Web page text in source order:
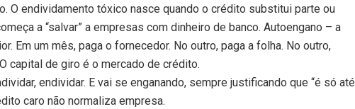
O endividamento tóxico nasce quando o crédito substitui parte ou
a “salvar” a empresas com dinheiro de banco. Autoengano – a
Em um mês, paga o fornecedor. No outro, paga a folha. No outro,
capital de giro é o mercado de crédito.
endividar. E vai se enganando, sempre justificando que “é só até
caro não normaliza empresa.